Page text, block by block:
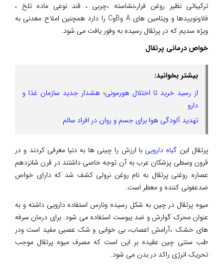
ترکیباتی نظیر روغن فرار،نشاسته ،چربی ، قند نوعی ماده تلخ ،
فلاونوییدها و ویتامین های A وBوC را دارد همچنین املاح معدنی به
ویژه سدیم که در پرتقال رسیده به وفور یافت می شود.
خواص درمانی پرتقال
بیشتر بخوانید:
از رسید خرید تا اختلال هورمونی؛ هشدار جدید سازمان غذا و
دارو
تهدید آلودگی هوا برای جسم و روان در افراد سالم
پرتقال این گیاه دارویی با ارزش را چینی ها به دنیا معرفی کردند و در
قرون وسطی پزشکان عرب به آن توجه خاصی داشتند در قرن شانزدهم
عصاره روغنی پرتقال به نام روغن نرولی کشف شد که دارای خواص
ضدعفونی کننده و معطر است.
میوه پرتقال در چین به شکل رسیده ونارس استفاده دارویی داشته و به
عنوان محرک گوارش و ضد یبوست استفاده می شود. برای درمان سرفه
های خشک ،آرامش اعصاب، بی خوابی و شک عصبی مفید است ودر
طب سنتی چین عقیده بر این است که مصرف میوه پرتقال موجب
تحریک انرژی راکد در بدن می شود.